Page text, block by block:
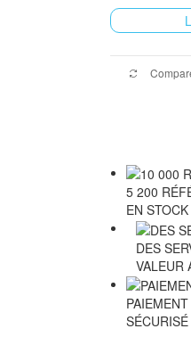
5 200
EN STOCK
DES
VALEUR
PAIEMENT
SÉCURISÉ